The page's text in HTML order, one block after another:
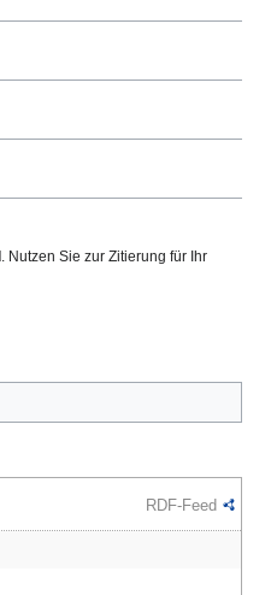
. Nutzen Sie zur Zitierung für Ihr
RDF-Feed